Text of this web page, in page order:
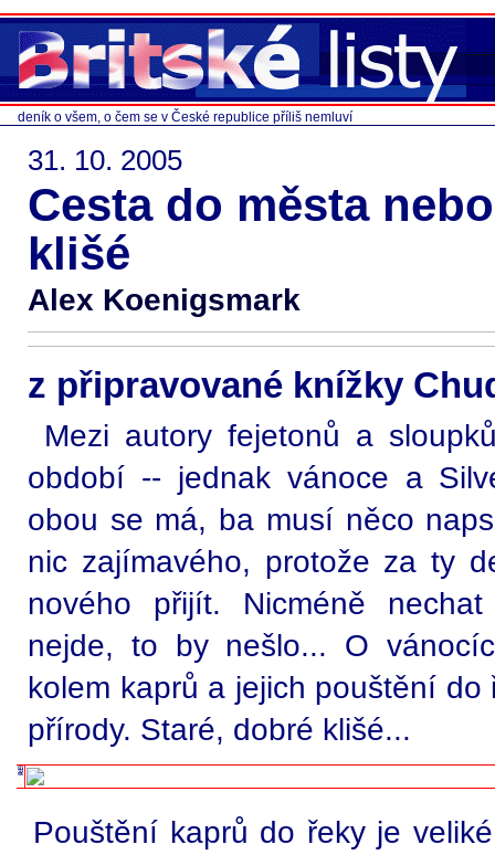
deník o všem, o čem se v České republice příliš nemluví
31. 10. 2005
Cesta do města
klišé
Alex Koenigsmark
z připravované knížky
Mezi autory fejetonů a
období -- jednak vánoce a
obou se má, ba musí něco
nic zajímavého, protože za ty
nového přijít. Nicméně
nejde, to by nešlo... O
kolem kaprů a jejich pouštění do
přírody. Staré, dobré klišé...
Pouštění kaprů do řeky je